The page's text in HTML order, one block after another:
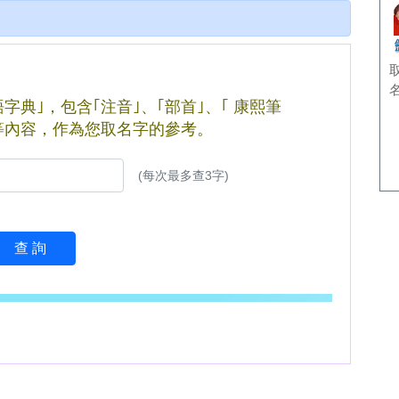
典｣，包含｢注音｣、｢部首｣、｢ 康熙筆
容，作為您取名字的參考。
(每次最多查3字)
查 詢